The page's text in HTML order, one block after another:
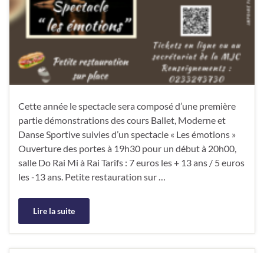
Cette année le spectacle sera composé d’une première
partie démonstrations des cours Ballet, Moderne et
Danse Sportive suivies d’un spectacle « Les émotions »
Ouverture des portes à 19h30 pour un début à 20h00,
salle Do Rai Mi à Rai Tarifs : 7 euros les + 13 ans / 5 euros
les -13 ans. Petite restauration sur …
Lire la suite